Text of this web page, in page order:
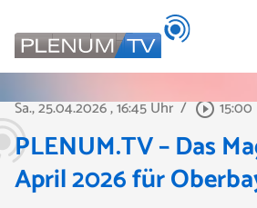
Sa., 25.04.2026, 16:45 Uhr / play_circle_outline15:00
PLENUM.TV – Das
April 2026 für